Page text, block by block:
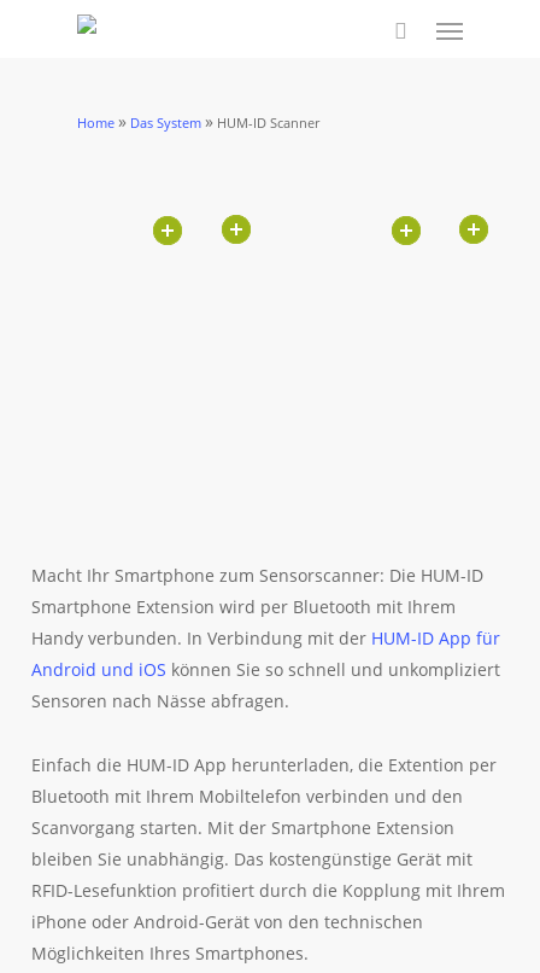
Menu
Home » Das System » HUM-ID Scanner
Macht Ihr Smartphone zum Sensorscanner: Die HUM-ID
Smartphone Extension wird per Bluetooth mit Ihrem
Handy verbunden. In Verbindung mit der HUM-ID App für
Android und iOS können Sie so schnell und unkompliziert
Sensoren nach Nässe abfragen.
Einfach die HUM-ID App herunterladen, die Extention per
Bluetooth mit Ihrem Mobiltelefon verbinden und den
Scanvorgang starten. Mit der Smartphone Extension
bleiben Sie unabhängig. Das kostengünstige Gerät mit
RFID-Lesefunktion profitiert durch die Kopplung mit Ihrem
iPhone oder Android-Gerät von den technischen
Möglichkeiten Ihres Smartphones.